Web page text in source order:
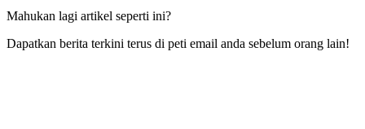
Mahukan lagi artikel seperti ini?
Dapatkan berita terkini terus di peti email anda sebelum orang lain!